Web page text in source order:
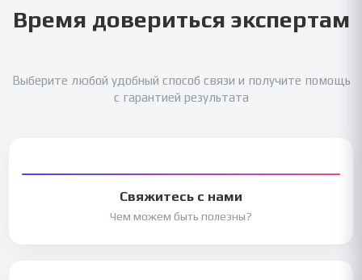
Время довериться экспертам
Выберите любой удобный способ связи и получите помощь
с гарантией результата
Свяжитесь с нами
Чем можем быть полезны?